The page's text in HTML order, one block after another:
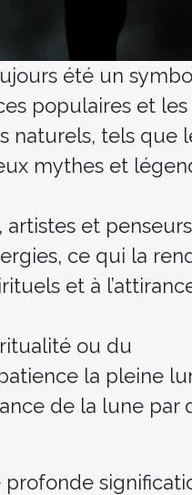
été un
populaires et les
naturels, tels que
mythes et
et
ce qui la
et à
ou du
la pleine
de la lune par
profonde